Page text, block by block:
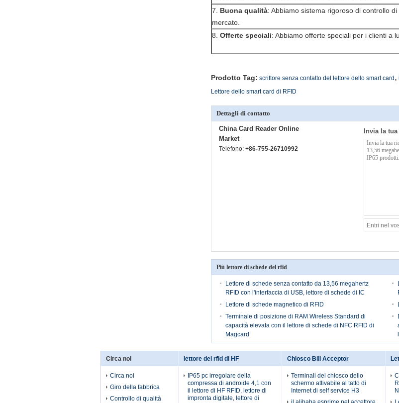
7. Buona qualità: Abbiamo sistema rigoroso di controllo
mercato.
8. Offerte speciali: Abbiamo offerte speciali per i clienti a
Prodotto Tag: scrittore senza contatto del lettore dello smart card ,
Lettore dello smart card di RFID
Dettagli di contatto
China Card Reader Online
Market
Telefono: +86-755-26710992
Invia la
Più lettore di schede del rfid
Lettore di schede senza contatto da 13,56 megahertz
RFID con l'interfaccia di USB, lettore di schede di IC
Lettore di schede magnetico di RFID
Terminale di posizione di RAM Wireless Standard di
capacità elevata con il lettore di schede di NFC RFID di
Magcard
Circa noi
Circa noi
Giro della fabbrica
Controllo di qualità
lettore del rfid di HF
IP65 pc irregolare della
compressa di androide 4,1 con
il lettore di HF RFID, lettore di
impronta digitale, lettore di
Chiosco Bill Acceptor
Terminali del chiosco dello
schermo attivabile al tatto di
Internet di self service H3